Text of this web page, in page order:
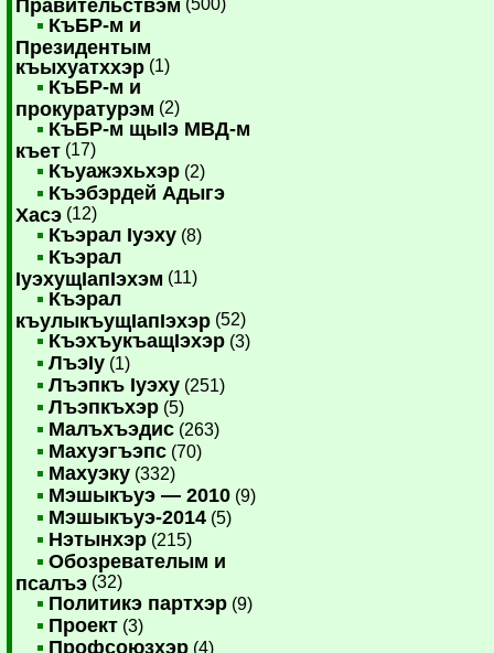
КъБР-м и
Президентым
къыхуатххэр (1)
КъБР-м и
прокуратурэм (2)
КъБР-м щыIэ МВД-м
къет (17)
Къуажэхьхэр (2)
Къэбэрдей Адыгэ
Хасэ (12)
Къэрал Iуэху (8)
Къэрал
IуэхущIапIэхэм (11)
Къэрал
къулыкъущIапIэхэр (52)
КъэхъукъащIэхэр (3)
ЛъэIу (1)
Лъэпкъ Iуэху (251)
Лъэпкъхэр (5)
Малъхъэдис (263)
Махуэгъэпс (70)
Махуэку (332)
Мэшыкъуэ — 2010 (9)
Мэшыкъуэ-2014 (5)
Нэтынхэр (215)
Обозревателым и
псалъэ (32)
Политикэ партхэр (9)
Проект (3)
Профсоюзхэр (4)